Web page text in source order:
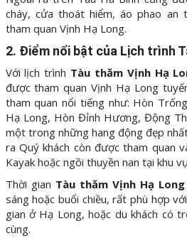
cháy, cửa thoát hiểm, áo phao an
tham quan Vịnh Hạ Long.
2. Điểm nổi bật của Lịch trình
Với lịch trình Tàu thăm Vịnh Hạ
được tham quan Vịnh Hạ Long
tham quan nổi tiếng như: Hòn
Hạ Long, Hòn Đỉnh Hương, Động
một trong những hang động đẹp
ra Quý khách còn được tham quan
Kayak hoặc ngồi thuyền nan tại khu
Thời gian Tàu thăm Vịnh Hạ Long
sáng hoặc buổi chiều, rất phù hợp
gian ở Hạ Long, hoặc du khách có
cùng.